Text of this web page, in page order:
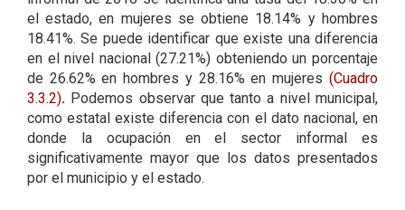
el estado, en mujeres se obtiene 18.14% y hombres
18.41%. Se puede identificar que existe una diferencia
en el nivel nacional (27.21%) obteniendo un porcentaje
de 26.62% en hombres y 28.16% en mujeres (Cuadro
3.3.2). Podemos observar que tanto a nivel municipal,
como estatal existe diferencia con el dato nacional, en
donde la ocupación en el sector informal es
significativamente mayor que los datos presentados
por el municipio y el estado.